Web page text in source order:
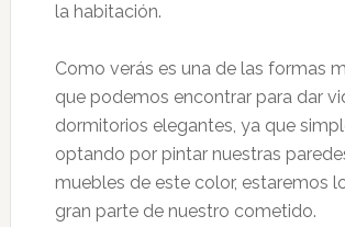
la habitación.
Como verás es una de las formas
que podemos encontrar para dar
dormitorios elegantes, ya que
optando por pintar nuestras
muebles de este color, estaremos
gran parte de nuestro cometido.